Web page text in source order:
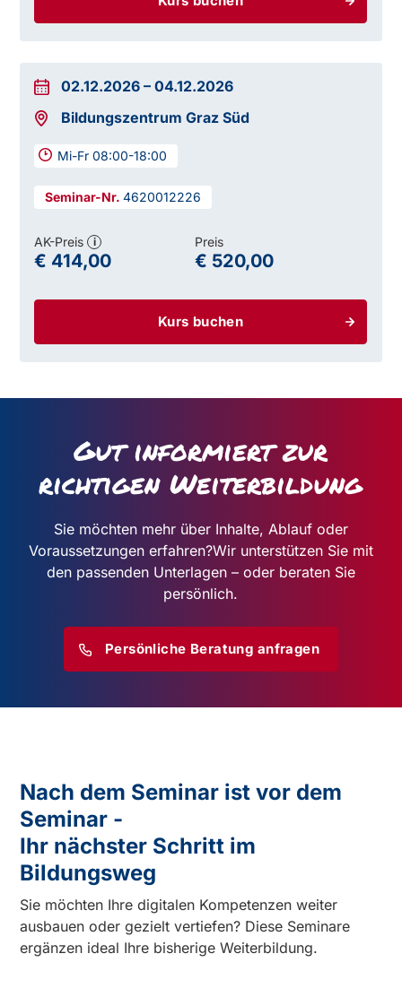
02.12.2026 –04.12.2026
Bildungszentrum Graz Süd
Mi-Fr 08:00-18:00
4620012226
Kurs buchen
AK-Preis i
€ 414,00
Preis
€ 520,00
Gut informiert zur
richtigen Weiterbildung
Sie möchten mehr über Inhalte, Ablauf oder
Voraussetzungen erfahren?Wir unterstützen Sie mit
den passenden Unterlagen – oder beraten Sie
persönlich.
Persönliche Beratung anfragen
Nach dem Seminar ist vor dem
Seminar -
Ihr nächster Schritt im
Bildungsweg
Sie möchten Ihre digitalen Kompetenzen weiter
ausbauen oder gezielt vertiefen? Diese Seminare
ergänzen ideal Ihre bisherige Weiterbildung.